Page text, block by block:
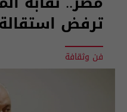
ترفض
فن وثقافة